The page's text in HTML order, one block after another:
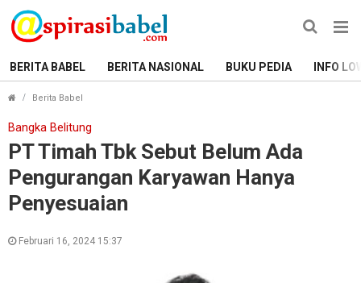
BERITA BABEL BERITA NASIONAL BUKU PEDIA INFO
Berita Babel
Bangka Belitung
PT Timah Tbk Sebut Belum Ada
Pengurangan Karyawan Hanya
Penyesuaian
Februari 16, 2024 15:37